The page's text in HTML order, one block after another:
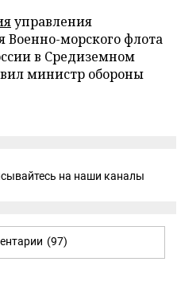
управления
Военно-морского флота
в Средиземном
министр обороны
на наши каналы
(97)